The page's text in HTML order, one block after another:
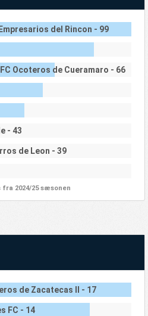
del Rincon - 99
Ocoteros de Cueramaro - 66
- 43
de Leon - 39
fra 2024/25 sæsonen
de Zacatecas II - 17
FC - 14